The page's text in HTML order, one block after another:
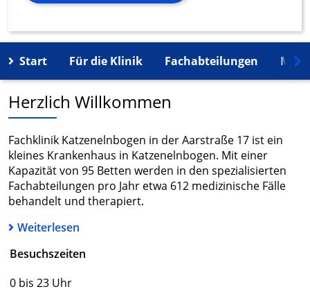
Start Für die Klinik Fachabteilungen
Herzlich Willkommen
Fachklinik Katzenelnbogen in der Aarstraße 17 ist ein
kleines Krankenhaus in Katzenelnbogen. Mit einer
Kapazität von 95 Betten werden in den spezialisierten
Fachabteilungen pro Jahr etwa 612 medizinische Fälle
behandelt und therapiert.
Weiterlesen
Besuchszeiten
0 bis 23 Uhr